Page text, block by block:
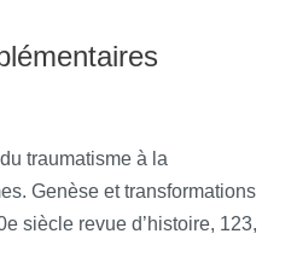
traumatisme à la
Genèse et transformations
siècle revue d’histoire, 123,